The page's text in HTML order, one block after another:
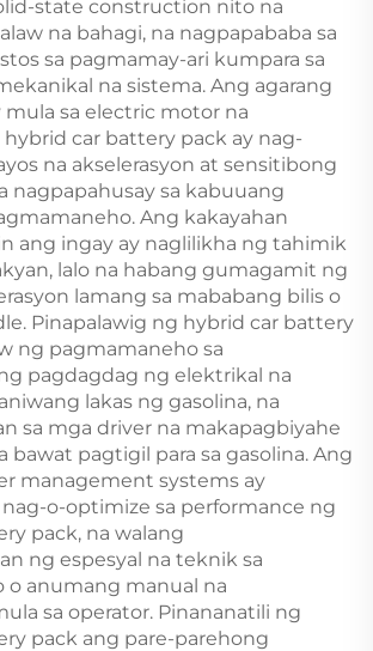
state construction nito na
na bahagi, na nagpapababa sa
sa pagmamay-ari kumpara sa
na sistema. Ang agarang
sa electric motor na
car battery pack ay nag-
na akselerasyon at sensitibong
nagpapahusay sa kabuuang
Ang kakayahan
ang ingay ay naglilikha ng tahimik
lalo na habang gumagamit ng
lamang sa mababang bilis o
Pinapalawig ng hybrid car battery
ng pagmamaneho sa
pagdagdag ng elektrikal na
lakas ng gasolina, na
sa mga driver na makapagbiyahe
bawat pagtigil para sa gasolina. Ang
management systems ay
o-optimize sa performance ng
pack, na walang
ng espesyal na teknik sa
o anumang manual na
sa operator. Pinananatili ng
pack ang pare-parehong